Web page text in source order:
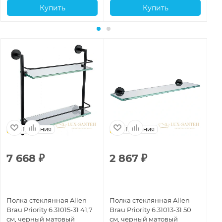
Купить Купить
Германия
7 668 ₽
Полка стеклянная Allen
Brau Priority 6.31015-31 41,7
см, черный матовый
Германия
2 867 ₽
Полка стеклянная Allen
Brau Priority 6.31013-31 50
см, черный матовый